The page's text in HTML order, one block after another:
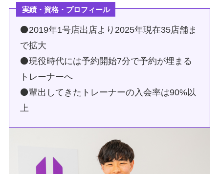
実績・資格・プロフィール
⚫2019年1号店出店より2025年現在35店舗ま
で拡大
⚫現役時代には予約開始7分で予約が埋まる
トレーナーへ
⚫輩出してきたトレーナーの入会率は90%以
上